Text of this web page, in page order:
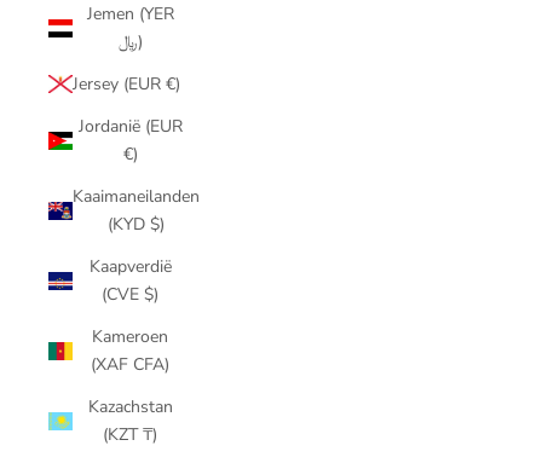
Jemen (YER
﷼)
Jersey (EUR €)
Jordanië (EUR
€)
Kaaimaneilanden
(KYD $)
Kaapverdië
(CVE $)
Kameroen
(XAF CFA)
Kazachstan
(KZT ₸)